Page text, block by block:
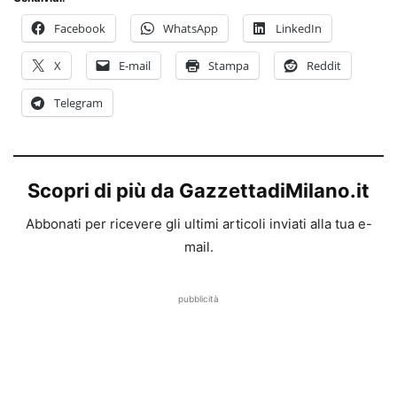
Facebook WhatsApp LinkedIn
X E-mail Stampa Reddit
Telegram
Scopri di più da GazzettadiMilano.it
Abbonati per ricevere gli ultimi articoli inviati alla tua e-
mail.
pubblicità